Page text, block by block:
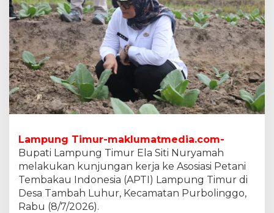
i
r
a
n
D
B
H
T
r
u
p
a
k
a
Lampung Timur-maklumatmedia.com-
Bupati Lampung Timur Ela Siti Nuryamah
melakukan kunjungan kerja ke Asosiasi Petani
Tembakau Indonesia (APTI) Lampung Timur di
Desa Tambah Luhur, Kecamatan Purbolinggo,
Rabu (8/7/2026).